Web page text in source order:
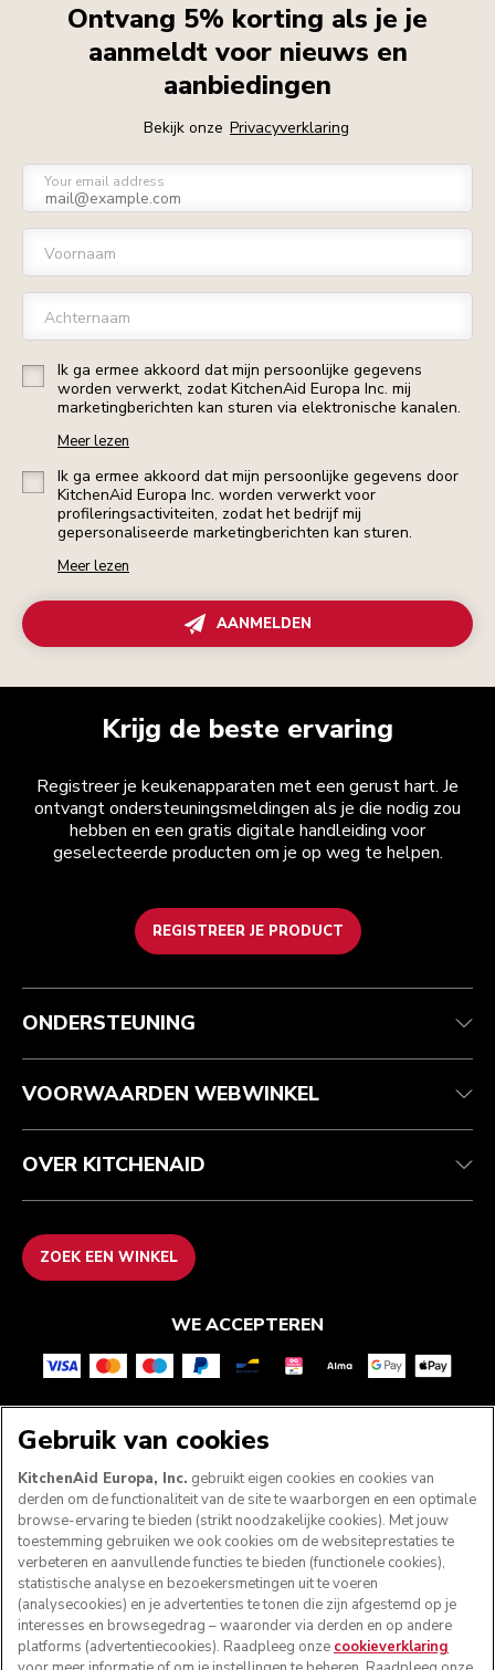
Ontvang 5% korting als je je
aanmeldt voor nieuws en
aanbiedingen
Bekijk onze Privacyverklaring
Your email address
Voornaam
Achternaam
Ik ga ermee akkoord dat mijn persoonlijke gegevens
worden verwerkt, zodat KitchenAid Europa Inc. mij
marketingberichten kan sturen via elektronische kanalen.
Meer lezen
Ik ga ermee akkoord dat mijn persoonlijke gegevens door
KitchenAid Europa Inc. worden verwerkt voor
profileringsactiviteiten, zodat het bedrijf mij
gepersonaliseerde marketingberichten kan sturen.
Meer lezen
AANMELDEN
Krijg de beste ervaring
Registreer je keukenapparaten met een gerust hart. Je
ontvangt ondersteuningsmeldingen als je die nodig zou
hebben en een gratis digitale handleiding voor
geselecteerde producten om je op weg te helpen.
REGISTREER JE PRODUCT
Health check
Je bestelling volgen
Garantie en documenten
Recupel
Algemene voorwaarden
Retournering en terugbetaling
Imprint
ODR
Het merk
Zoek een winkel
ONDERSTEUNING
VOORWAARDEN WEBWINKEL
OVER KITCHENAID
ZOEK EEN WINKEL
WE ACCEPTEREN
VOLG ONS
Gebruik van cookies
KitchenAid Europa, Inc. gebruikt eigen cookies en cookies van
derden om de functionaliteit van de site te waarborgen en een optimale
browse-ervaring te bieden (strikt noodzakelijke cookies). Met jouw
toestemming gebruiken we ook cookies om de websiteprestaties te
verbeteren en aanvullende functies te bieden (functionele cookies),
statistische analyse en bezoekersmetingen uit te voeren
(analysecookies) en je advertenties te tonen die zijn afgestemd op je
interesses en browsegedrag – waaronder via derden en op andere
platforms (advertentiecookies). Raadpleeg onze cookieverklaring